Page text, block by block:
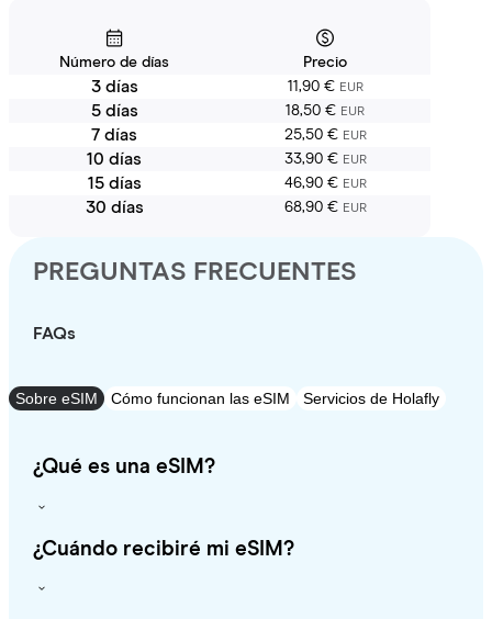
Número de días Precio
3 días 11,90 € EUR
5 días 18,50 € EUR
7 días 25,50 € EUR
10 días 33,90 € EUR
15 días 46,90 € EUR
30 días 68,90 € EUR
PREGUNTAS FRECUENTES
FAQs
Sobre eSIM Cómo funcionan las eSIM Servicios de Holafly
¿Qué es una eSIM?
¿Cuándo recibiré mi eSIM?